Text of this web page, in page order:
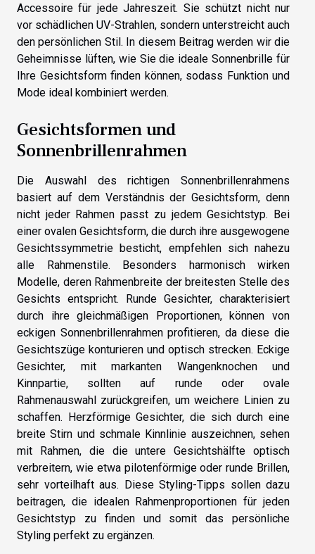
Accessoire für jede Jahreszeit. Sie schützt nicht nur
vor schädlichen UV-Strahlen, sondern unterstreicht auch
den persönlichen Stil. In diesem Beitrag werden wir die
Geheimnisse lüften, wie Sie die ideale Sonnenbrille für
Ihre Gesichtsform finden können, sodass Funktion und
Mode ideal kombiniert werden.
Gesichtsformen und
Sonnenbrillenrahmen
Die Auswahl des richtigen Sonnenbrillenrahmens
basiert auf dem Verständnis der Gesichtsform, denn
nicht jeder Rahmen passt zu jedem Gesichtstyp. Bei
einer ovalen Gesichtsform, die durch ihre ausgewogene
Gesichtssymmetrie besticht, empfehlen sich nahezu
alle Rahmenstile. Besonders harmonisch wirken
Modelle, deren Rahmenbreite der breitesten Stelle des
Gesichts entspricht. Runde Gesichter, charakterisiert
durch ihre gleichmäßigen Proportionen, können von
eckigen Sonnenbrillenrahmen profitieren, da diese die
Gesichtszüge konturieren und optisch strecken. Eckige
Gesichter, mit markanten Wangenknochen und
Kinnpartie, sollten auf runde oder ovale
Rahmenauswahl zurückgreifen, um weichere Linien zu
schaffen. Herzförmige Gesichter, die sich durch eine
breite Stirn und schmale Kinnlinie auszeichnen, sehen
mit Rahmen, die die untere Gesichtshälfte optisch
verbreitern, wie etwa pilotenförmige oder runde Brillen,
sehr vorteilhaft aus. Diese Styling-Tipps sollen dazu
beitragen, die idealen Rahmenproportionen für jeden
Gesichtstyp zu finden und somit das persönliche
Styling perfekt zu ergänzen.